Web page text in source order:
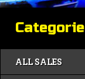
ALL SALES